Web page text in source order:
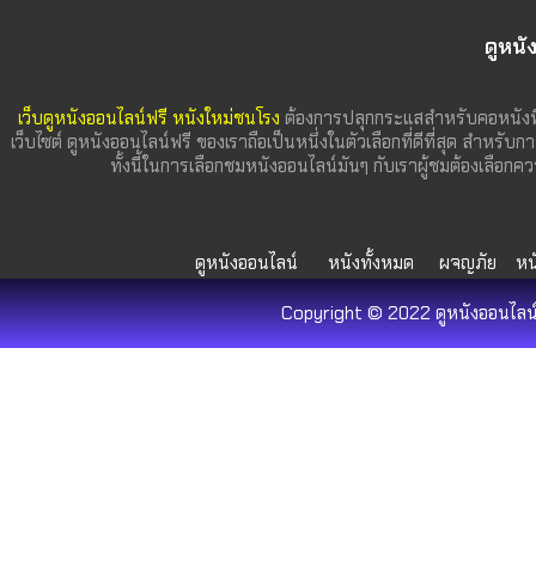
ดูหนั
เว็บดูหนังออนไลน์ฟรี หนังใหม่ชนโรง ต้องการปลุกกระแสสำหรับคอหนั
เว็บไซต์ ดูหนังออนไลน์ฟรี ของเราถือเป็นหนึ่งในตัวเลือกที่ดีที่สุด สำหรับ
ทั้งนี้ในการเลือกชมหนังออนไลน์มันๆ กับเราผู้ชมต้องเลือก
ดูหนังออนไลน์ หนังทั้งหมด ผจญภัย ห
Copyright © 2022 ดูหนังออนไล